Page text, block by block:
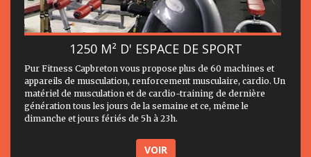
1250 M² D' ESPACE DE SPORT
Pur Fitness Capbreton vous propose plus de 60 machines et
appareils de musculation, renforcement musculaire, cardio. Un
matériel de musculation et de cardio-training de dernière
génération tous les jours de la semaine et ce, même le
dimanche et jours fériés de 5h à 23h.
VOIR